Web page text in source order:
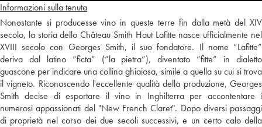
Informazioni sulla tenuta
Nonostante si producesse vino in queste terre fin dalla metà del XIV
secolo, la storia dello Château Smith Haut Lafitte nasce ufficialmente nel
XVIII secolo con Georges Smith, il suo fondatore. Il nome “Lafitte”
deriva dal latino “ficta” (“la pietra”), diventato “fitte” in dialetto
guascone per indicare una collina ghiaiosa, simile a quella su cui si trova
il vigneto. Riconoscendo l'eccellente qualità della produzione, Georges
Smith decise di esportare il vino in Inghilterra per accontentare i
numerosi appassionati del "New French Claret". Dopo diversi passaggi
di proprietà nel corso dei due secoli successivi, e un certo calo della